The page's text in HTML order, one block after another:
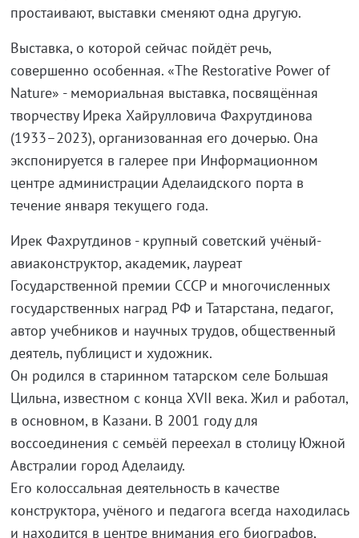
простаивают, выставки сменяют одна другую.
Выставка, о которой сейчас пойдёт речь,
совершенно особенная. «The Restorative Power of
Nature» - мемориальная выставка, посвящённая
творчеству Ирека Хайрулловича Фахрутдинова
(1933–2023), организованная его дочерью. Она
экспонируется в галерее при Информационном
центре администрации Аделаидского порта в
течение января текущего года.
Ирек Фахрутдинов - крупный советский учёный-
авиаконструктор, академик, лауреат
Государственной премии СССР и многочисленных
государственных наград РФ и Татарстана, педагог,
автор учебников и научных трудов, общественный
деятель, публицист и художник.
Он родился в старинном татарском селе Большая
Цильна, известном с конца XVII века. Жил и работал,
в основном, в Казани. В 2001 году для
воссоединения с семьёй переехал в столицу Южной
Австралии город Аделаиду.
Его колоссальная деятельность в качестве
конструктора, учёного и педагога всегда находилась
и находится в центре внимания его биографов,